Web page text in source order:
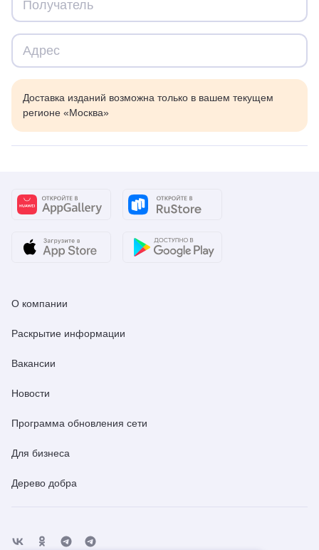
Доставка изданий возможна только в вашем текущем
регионе «Москва»
О компании
Раскрытие информации
Вакансии
Новости
Программа обновления сети
Для бизнеса
Дерево добра